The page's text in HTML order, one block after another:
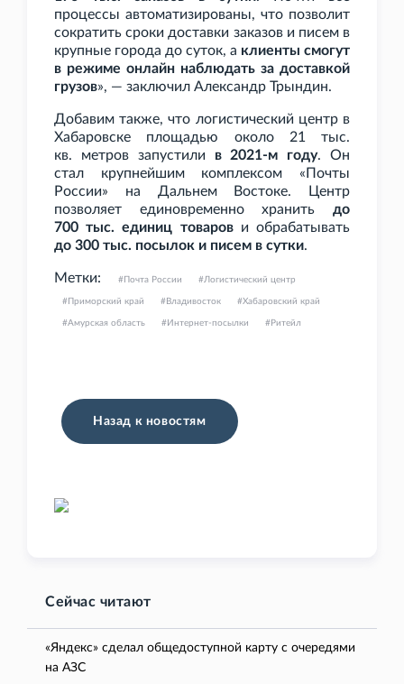
процессы автоматизированы, что позволит
сократить сроки доставки заказов и писем в
крупные города до суток, а клиенты смогут
в режиме онлайн наблюдать за доставкой
грузов», — заключил Александр Трындин.
Добавим также, что логистический центр в
Хабаровске площадью около 21
тыс.
кв.
метров запустили в 2021-м году. Он
стал крупнейшим комплексом «Почты
России» на Дальнем Востоке. Центр
позволяет единовременно хранить до
700 тыс. единиц товарови обрабатывать
до 300 тыс. посылок и писем в сутки.
Метки: Почта России Логистический центр
Приморский край Владивосток Хабаровский край
Амурская область Интернет-посылки Ритейл
Назад к новостям
Сейчас читают
«Яндекс» сделал общедоступной карту с очередями
на АЗС